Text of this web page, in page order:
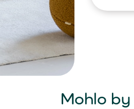
Mohlo